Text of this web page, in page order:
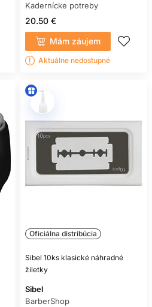
Kadernícke potreby
20.50 €
Mám záujem
Aktuálne nedostupné
Oficiálna distribúcia
Sibel 10ks klasické náhradné
žiletky
Sibel
BarberShop